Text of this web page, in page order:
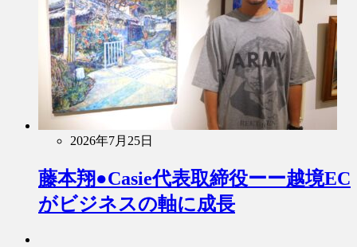
2026年7月25日
藤本翔●Casie代表取締役ーー越境EC
がビジネスの軸に成長